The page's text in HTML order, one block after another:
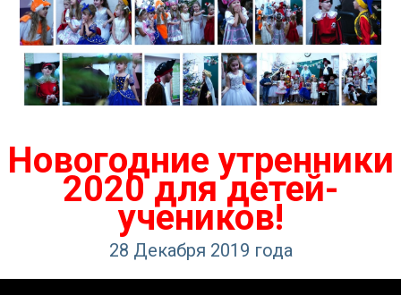
Новогодние утренники
2020 для детей-
учеников!
28 Декабря 2019 года